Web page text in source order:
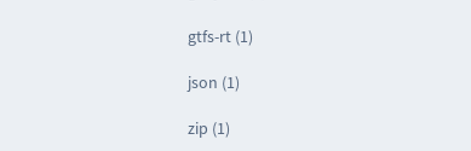
gtfs-rt (1)
json (1)
zip (1)